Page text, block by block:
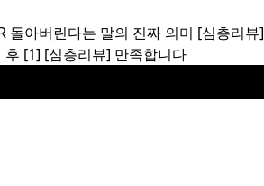
돌아버린다는 말의 진짜 의미 [심층리뷰]
후 [1] [심층리뷰] 만족합니다